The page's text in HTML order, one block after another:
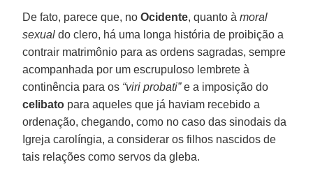
De fato, parece que, noOcidente, quanto àmoral
sexual do clero, há uma longa história de proibição a
contrair matrimônio para as ordens sagradas, sempre
acompanhada por um escrupuloso lembrete à
continência para os “viri probati”e a imposição do
celibato para aqueles que já haviam recebido a
ordenação, chegando, como no caso das sinodais da
Igreja carolíngia, a considerar os filhos nascidos de
tais relações como servos da gleba.